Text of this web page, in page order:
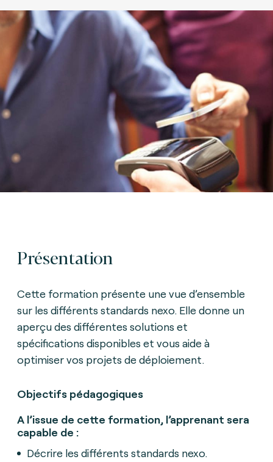
Présentation
Cette formation présente une vue d’ensemble
sur les différents standards nexo. Elle donne un
aperçu des différentes solutions et
spécifications disponibles et vous aide à
optimiser vos projets de déploiement.
Objectifs pédagogiques
A l’issue de cette formation, l’apprenant sera
capable de :
Décrire les différents standards nexo.